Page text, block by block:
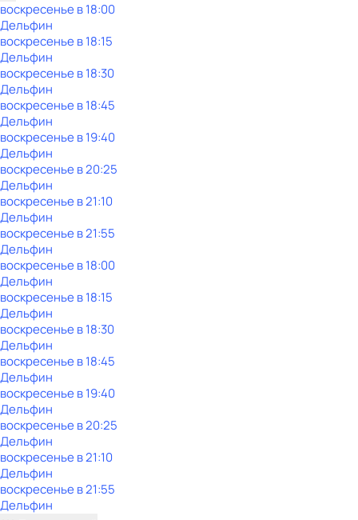
воскресенье в18:00
Дельфин
воскресенье в18:15
Дельфин
воскресенье в18:30
Дельфин
воскресенье в18:45
Дельфин
воскресенье в19:40
Дельфин
воскресенье в20:25
Дельфин
воскресенье в21:10
Дельфин
воскресенье в21:55
Дельфин
воскресенье в18:00
Дельфин
воскресенье в18:15
Дельфин
воскресенье в18:30
Дельфин
воскресенье в18:45
Дельфин
воскресенье в19:40
Дельфин
воскресенье в20:25
Дельфин
воскресенье в21:10
Дельфин
воскресенье в21:55
Дельфин